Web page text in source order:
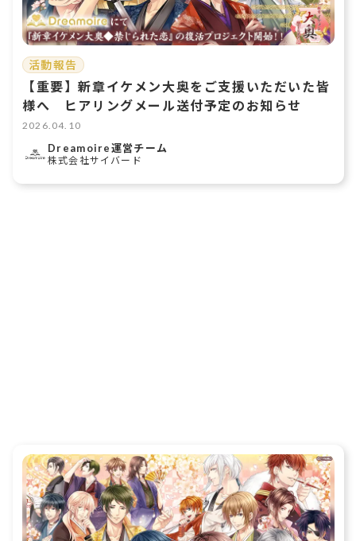
活動報告
【重要】新章イケメン大奥をご支援いただいた皆
様へ ヒアリングメール送付予定のお知らせ
2026.04.10
Dreamoire運営チーム
株式会社サイバード